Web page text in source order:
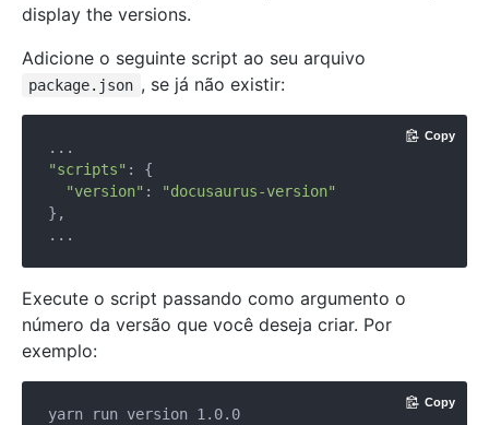
display the versions.
Adicione o seguinte script ao seu arquivo
package.json , se já não existir:
"scripts" : {
"version" :
"docusaurus-version"
},
Copy
Execute o script passando como argumento o
número da versão que você deseja criar. Por
exemplo:
Copy